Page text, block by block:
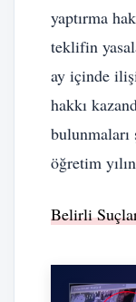
yaptırma
teklifin
ay içinde
hakkı
öğretim
Belirli